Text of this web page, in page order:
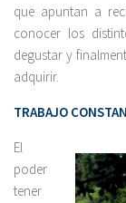
que apuntan a
conocer los
degustar y
adquirir.
TRABAJO
El
poder
tener